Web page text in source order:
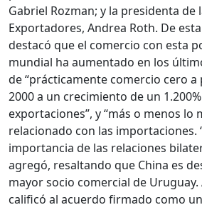
Gabriel Rozman; y la presidenta de
Exportadores, Andrea Roth. De
destacó que el comercio con esta
mundial ha aumentado en los
de “prácticamente comercio cero a
2000 a un crecimiento de un
exportaciones”, y “más o menos lo
relacionado con las importaciones.
importancia de las relaciones
agregó, resaltando que China es
mayor socio comercial de Uruguay.
calificó al acuerdo firmado como